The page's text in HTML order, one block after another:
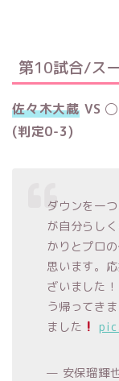
第10試合/ス
佐々木大蔵 VS ◯
(判定0-3)
ダウンを一
が自分らし
かりとプロ
思います。
ざいました
う帰ってき
ました
— 安保瑠輝